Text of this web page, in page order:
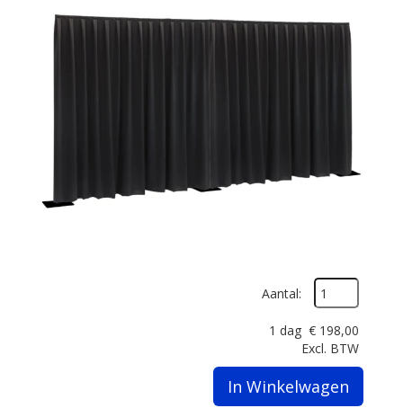
Aantal:
1 dag € 198,00
Excl. BTW
In Winkelwagen